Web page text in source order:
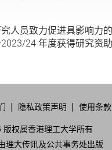
人员致力促进具影响力
24 年度获得研究资
隐私政策声明 使用条款
权属香港理工大学所有
理大传讯及公共事务处出版